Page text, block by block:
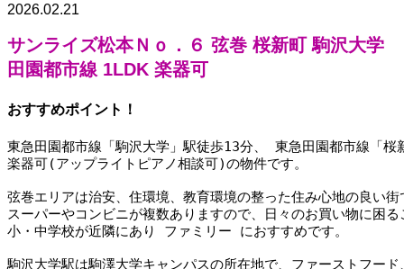
2026.02.21
サンライズ松本Ｎｏ．６ 弦巻 桜新町 駒沢大学
田園都市線 1LDK 楽器可
おすすめポイント！
東急田園都市線「駒沢大学」駅徒歩13分、 東急田園都市線「
楽器可(アップライトピアノ相談可)の物件です。
弦巻エリアは治安、住環境、教育環境の整った住み心地の良い街
スーパーやコンビニが複数ありますので、日々のお買い物に困
小・中学校が近隣にあり ファミリー におすすめです。
駒沢大学駅は駒澤大学キャンパスの所在地で、ファーストフー